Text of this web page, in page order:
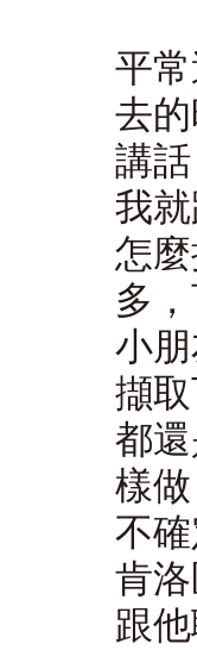
平
去
講
我
怎
多
小
擷
都
樣
不
肯
跟